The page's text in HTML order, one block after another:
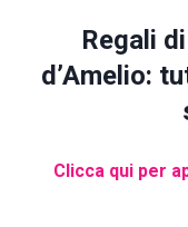
Regali
d’Amelio:
Clicca qui per